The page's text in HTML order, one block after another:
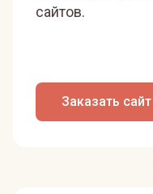
сайтов.
Заказать сайт